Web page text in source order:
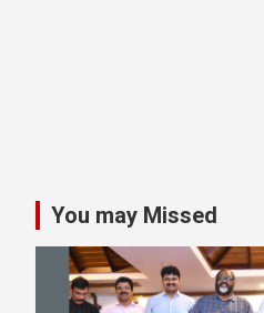
You may Missed